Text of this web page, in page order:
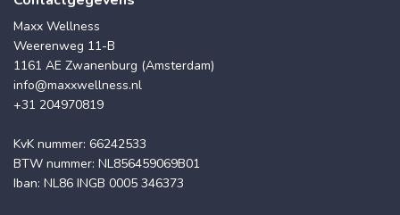
Maxx Wellness
Weerenweg 11-B
1161 AE Zwanenburg (Amsterdam)
info@maxxwellness.nl
+31 204970819
KvK nummer: 66242533
BTW nummer: NL856459069B01
Iban: NL86 INGB 0005 346373